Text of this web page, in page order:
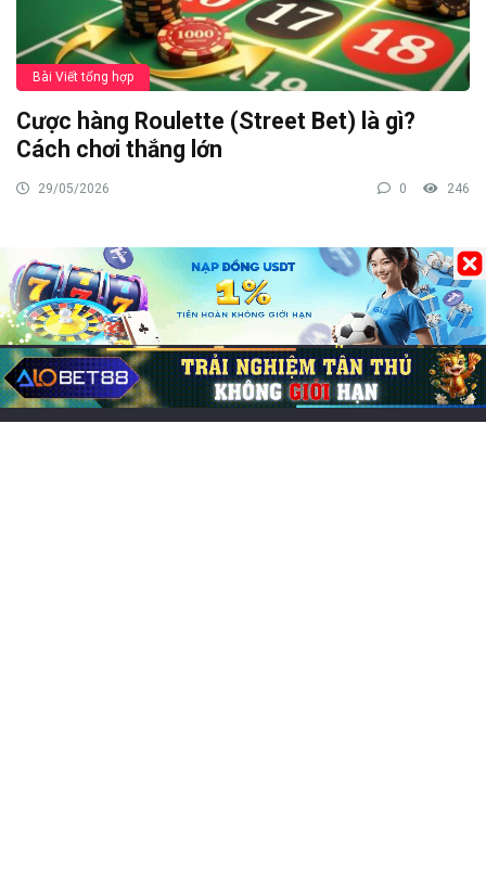
Bài Viết tổng hợp
Cược hàng Roulette (Street Bet) là gì?
Cách chơi thắng lớn
29/05/2026 0 246
Bài viết mới
Các game online hay nhất, đông người chơi nhất 2026